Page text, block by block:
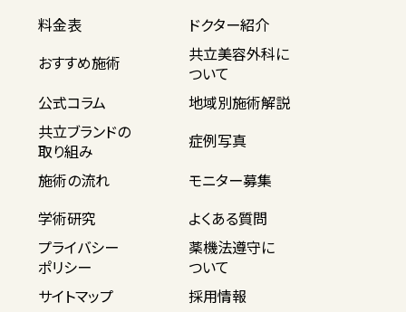
料金表
ドクター紹介
おすすめ施術
共立美容外科に
ついて
公式コラム
地域別施術解説
共立ブランドの
取り組み
症例写真
施術の流れ
モニター募集
学術研究
よくある質問
プライバシー
ポリシー
薬機法遵守に
ついて
サイトマップ
採用情報